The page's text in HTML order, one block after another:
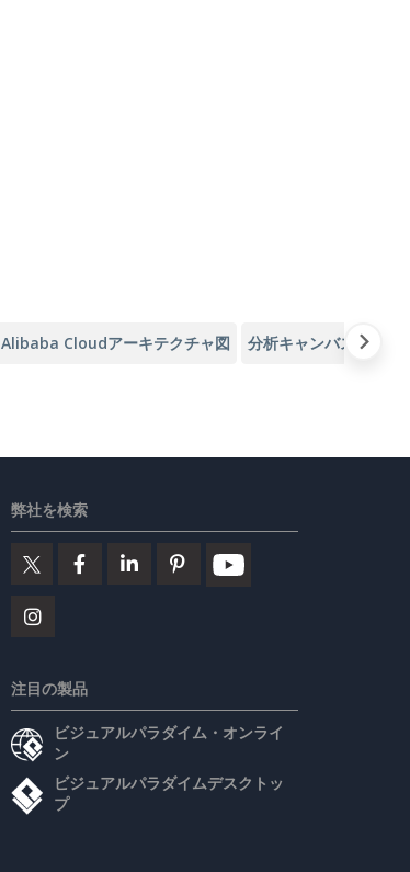
Alibaba Cloudアーキテクチャ図 分析キャンバス
弊社を検索
注目の製品
ビジュアルパラダイム・オンライ
ン
ビジュアルパラダイムデスクトッ
プ